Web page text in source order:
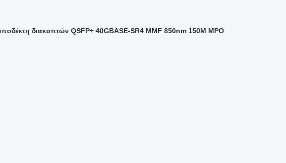
διακοπτών QSFP+ 40GBASE-SR4 MMF 850nm 150M MPO